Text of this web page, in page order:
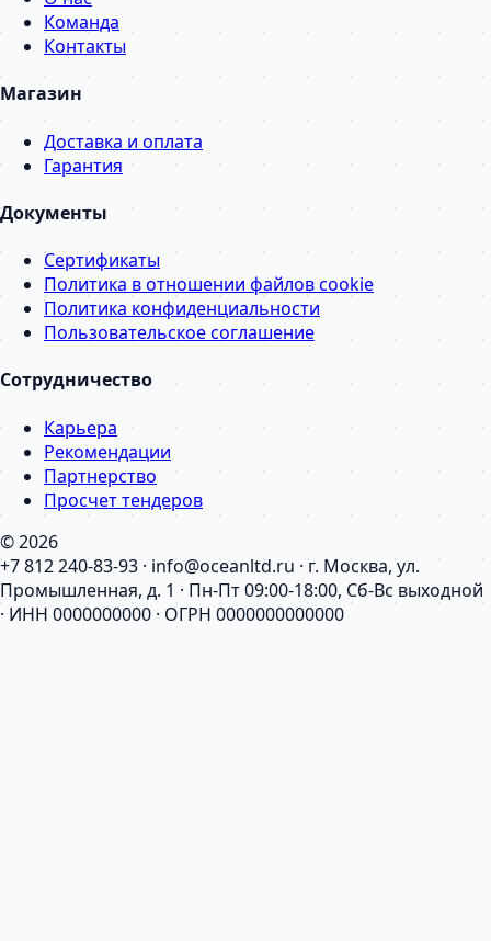
Команда
Контакты
Магазин
Доставка и оплата
Гарантия
Документы
Сертификаты
Политика в отношении файлов cookie
Политика конфиденциальности
Пользовательское соглашение
Сотрудничество
Карьера
Рекомендации
Партнерство
Просчет тендеров
© 2026
+7 812 240-83-93 · info@oceanltd.ru · г. Москва, ул.
Промышленная, д. 1 · Пн-Пт 09:00-18:00, Сб-Вс выходной
· ИНН 0000000000 · ОГРН 0000000000000